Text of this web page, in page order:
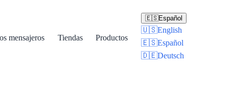
mensajeros Tiendas Productos
🇪🇸Español
🇺🇸English
🇪🇸Español
🇩🇪Deutsch